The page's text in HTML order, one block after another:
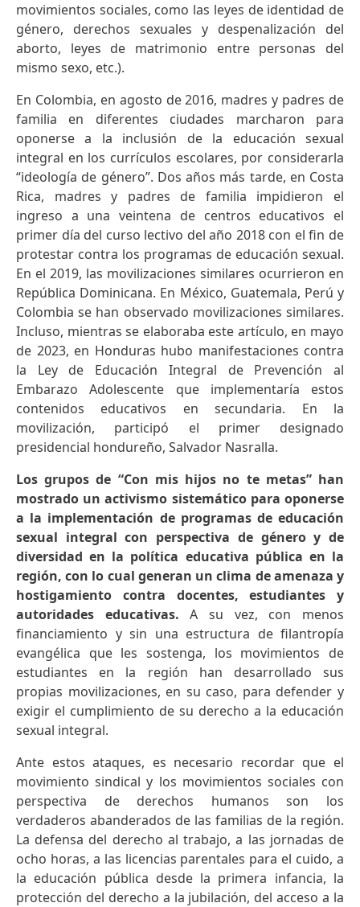
movimientos sociales, como las leyes de identidad de
género, derechos sexuales y despenalización del
aborto, leyes de matrimonio entre personas del
mismo sexo, etc.).
En Colombia, en agosto de 2016, madres y padres de
familia en diferentes ciudades marcharon para
oponerse a la inclusión de la educación sexual
integral en los currículos escolares, por considerarla
“ideología de género”. Dos años más tarde, en Costa
Rica, madres y padres de familia impidieron el
ingreso a una veintena de centros educativos el
primer día del curso lectivo del año 2018 con el fin de
protestar contra los programas de educación sexual.
En el 2019, las movilizaciones similares ocurrieron en
República Dominicana. En México, Guatemala, Perú y
Colombia se han observado movilizaciones similares.
Incluso, mientras se elaboraba este artículo, en mayo
de 2023, en Honduras hubo manifestaciones contra
la Ley de Educación Integral de Prevención al
Embarazo Adolescente que implementaría estos
contenidos educativos en secundaria. En la
movilización, participó el primer designado
presidencial hondureño, Salvador Nasralla.
Los grupos de “Con mis hijos no te metas” han
mostrado un activismo sistemático para oponerse
a la implementación de programas de educación
sexual integral con perspectiva de género y de
diversidad en la política educativa pública en la
región, con lo cual generan un clima de amenaza y
hostigamiento contra docentes, estudiantes y
autoridades educativas. A su vez, con menos
financiamiento y sin una estructura de filantropía
evangélica que les sostenga, los movimientos de
estudiantes en la región han desarrollado sus
propias movilizaciones, en su caso, para defender y
exigir el cumplimiento de su derecho a la educación
sexual integral.
Ante estos ataques, es necesario recordar que el
movimiento sindical y los movimientos sociales con
perspectiva de derechos humanos son los
verdaderos abanderados de las familias de la región.
La defensa del derecho al trabajo, a las jornadas de
ocho horas, a las licencias parentales para el cuido, a
la educación pública desde la primera infancia, la
protección del derecho a la jubilación, del acceso a la